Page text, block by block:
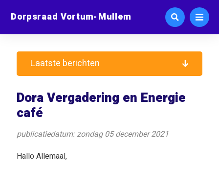
Dorpsraad Vortum-Mullem
Dora Vergadering en Energie
café
publicatiedatum: zondag 05 december 2021
Hallo Allemaal,
Laatste berichten